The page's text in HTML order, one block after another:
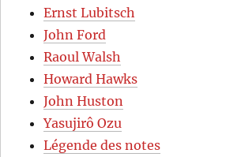
Ernst Lubitsch
John Ford
Raoul Walsh
Howard Hawks
John Huston
Yasujirô Ozu
Légende des notes